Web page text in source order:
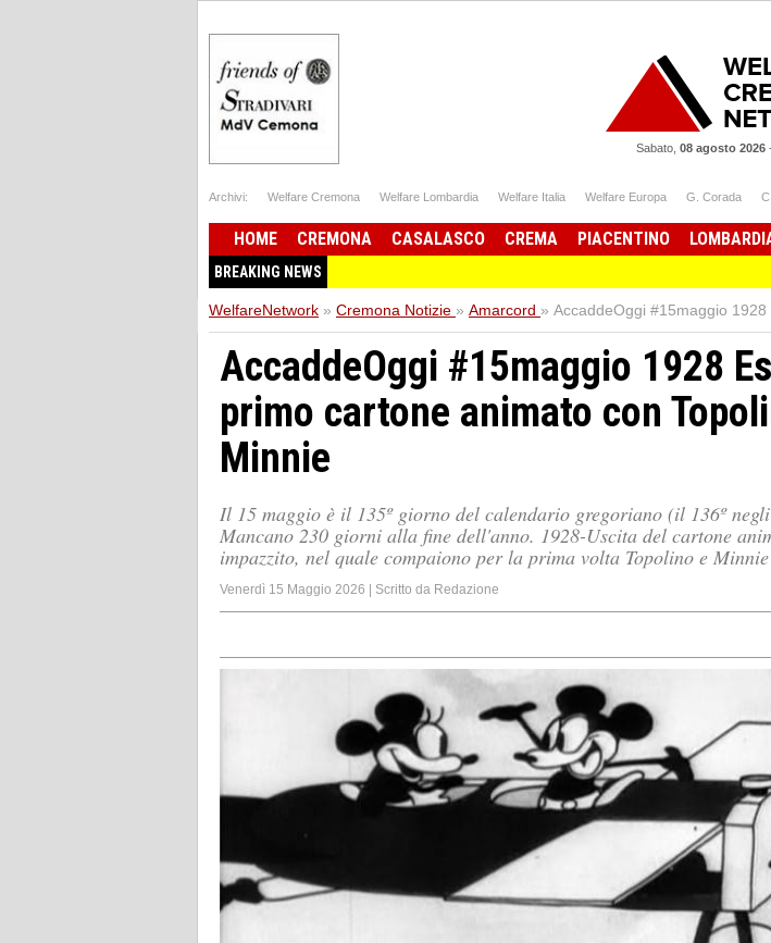
Sabato, 08 agosto 2026
Archivi: Welfare Cremona Welfare Lombardia Welfare Italia Welfare Europa G. Corada
HOME CREMONA CASALASCO CREMA PIACENTINO
BREAKING NEWS
WelfareNetwork » Cremona Notizie » Amarcord » AccaddeOggi #15maggio
AccaddeOggi #15maggio 1928
primo cartone animato con
Minnie
Il 15 maggio è il 135º giorno del calendario gregoriano (il 136º
Mancano 230 giorni alla fine dell'anno. 1928-Uscita del cartone
impazzito, nel quale compaiono per la prima volta Topolino e Minnie
Venerdì 15 Maggio 2026 | Scritto da Redazione